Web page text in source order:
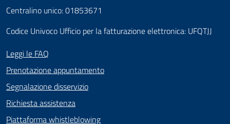
Centralino unico: 01853671
Codice Univoco Ufficio per la fatturazione elettronica: UFQTJJ
Leggi le FAQ
Prenotazione appuntamento
Segnalazione disservizio
Richiesta assistenza
Piattaforma whistleblowing